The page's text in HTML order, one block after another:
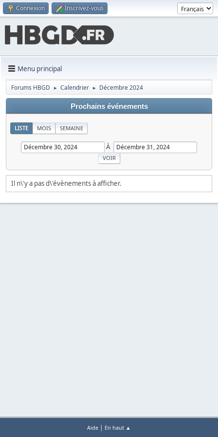
Connexion Inscrivez-vous
Menu principal
Forums HBGD ► Calendrier ► Décembre 2024
Prochains événements
LISTE MOIS SEMAINE
À
Il n\'y a pas d\'évènements à afficher.
Aide | En haut ▲